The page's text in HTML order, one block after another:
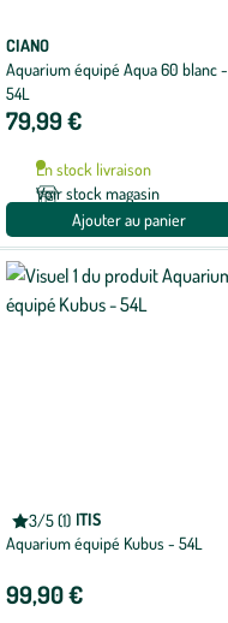
CIANO
Aquarium équipé Aqua 60 blanc -
54L
79,99 €
En stock livraison
Voir stock magasin
Ajouter au panier
3/5 (1)
Note
moyenne
de
sur
5
AQUATLANTIS
Aquarium équipé Kubus - 54L
99,90 €